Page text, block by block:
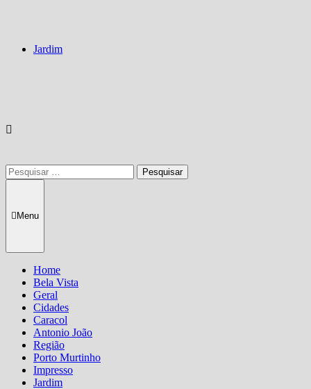
Jardim
Pesquisar
por:
Menu
Home
Bela Vista
Geral
Cidades
Caracol
Antonio João
Região
Porto Murtinho
Impresso
Jardim